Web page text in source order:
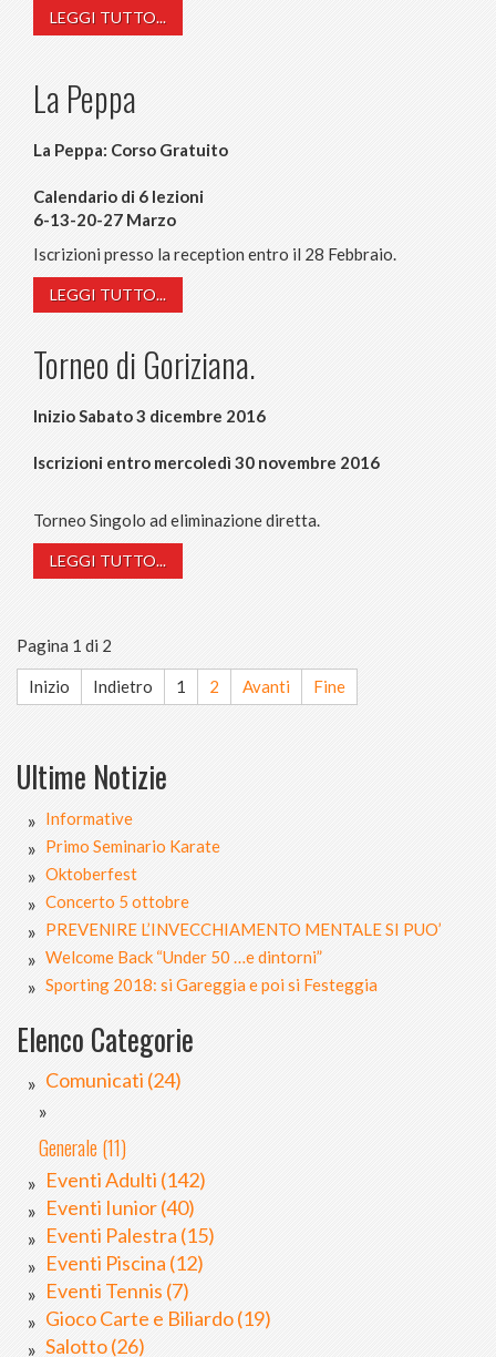
LEGGI TUTTO...
La Peppa
La Peppa: Corso Gratuito
Calendario di 6 lezioni
6-13-20-27 Marzo
Iscrizioni presso la reception entro il 28 Febbraio.
LEGGI TUTTO...
Torneo di Goriziana.
Inizio Sabato 3 dicembre 2016
Iscrizioni entro mercoledì 30 novembre 2016
Torneo Singolo ad eliminazione diretta.
LEGGI TUTTO...
Pagina 1 di 2
Inizio Indietro 1 2 Avanti Fine
Ultime Notizie
Informative
Primo Seminario Karate
Oktoberfest
Concerto 5 ottobre
PREVENIRE L’INVECCHIAMENTO MENTALE SI PUO’
Welcome Back “Under 50 …e dintorni”
Sporting 2018: si Gareggia e poi si Festeggia
Elenco Categorie
Comunicati (24)
Generale (11)
Eventi Adulti (142)
Eventi Iunior (40)
Eventi Palestra (15)
Eventi Piscina (12)
Eventi Tennis (7)
Gioco Carte e Biliardo (19)
Salotto (26)